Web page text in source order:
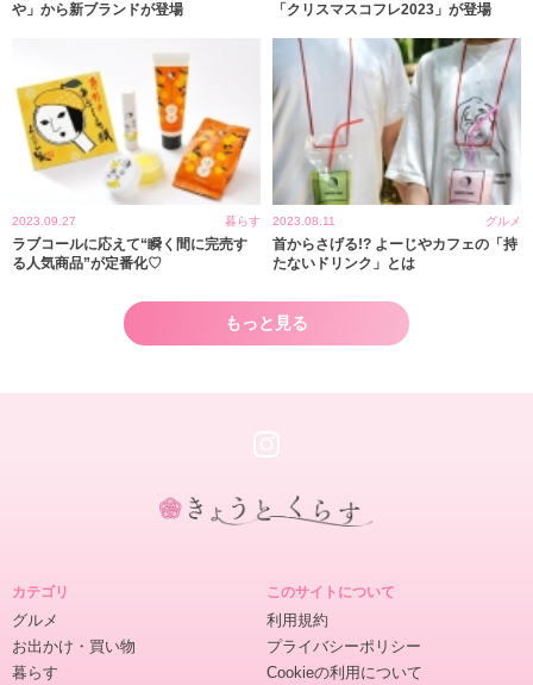
や」から新ブランドが登場
「クリスマスコフレ2023」が登場
2023.09.27 暮らす
ラブコールに応えて“瞬く間に完売す
る人気商品”が定番化♡
2023.08.11 グルメ
首からさげる!? よーじやカフェの「持
たないドリンク」とは
もっと見る
カテゴリ
グルメ
お出かけ・買い物
暮らす
このサイトについて
利用規約
プライバシーポリシー
Cookieの利用について